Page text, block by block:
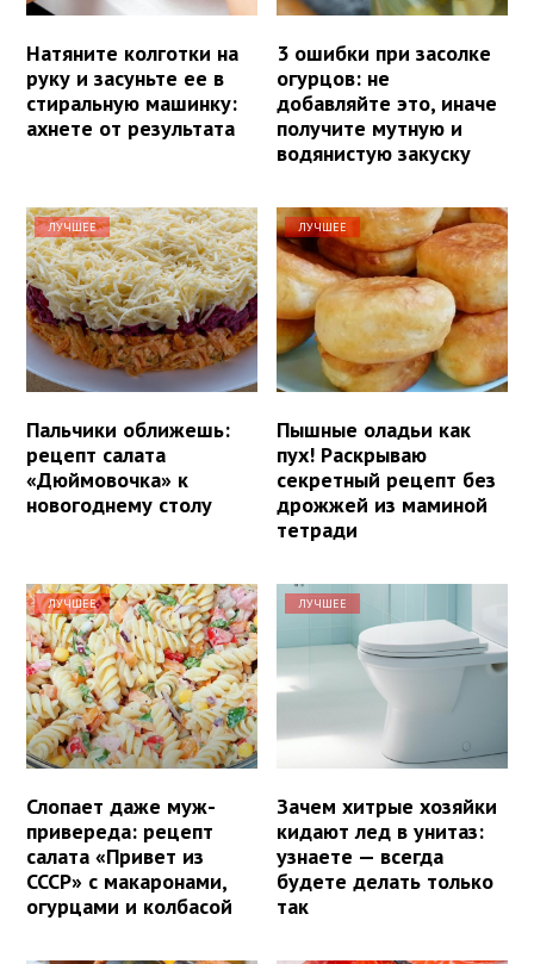
Натяните колготки на
руку и засуньте ее в
стиральную машинку:
ахнете от результата
3 ошибки при засолке
огурцов: не
добавляйте это, иначе
получите мутную и
водянистую закуску
ЛУЧШЕЕ
Пальчики оближешь:
рецепт салата
«Дюймовочка» к
новогоднему столу
ЛУЧШЕЕ
Пышные оладьи как
пух! Раскрываю
секретный рецепт без
дрожжей из маминой
тетради
ЛУЧШЕЕ
Слопает даже муж-
привереда: рецепт
салата «Привет из
СССР» с макаронами,
огурцами и колбасой
ЛУЧШЕЕ
Зачем хитрые хозяйки
кидают лед в унитаз:
узнаете — всегда
будете делать только
так